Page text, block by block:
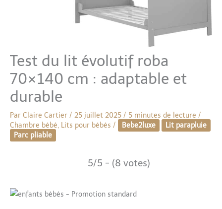
Test du lit évolutif roba
70×140 cm : adaptable et
durable
Par Claire Cartier / 25 juillet 2025 / 5 minutes de lecture /
Chambre bébé, Lits pour bébés / Bebe2luxe
Lit parapluie
Parc pliable
5/5 - (8 votes)